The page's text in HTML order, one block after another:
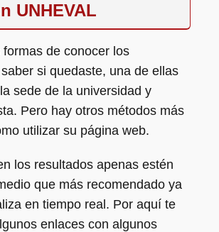
UNHEVAL
formas de conocer los
si quedaste, una de ellas
sede de la universidad y
Pero hay otros métodos más
utilizar su página web.
los resultados apenas estén
que más recomendado ya
en tiempo real. Por aquí te
enlaces con algunos